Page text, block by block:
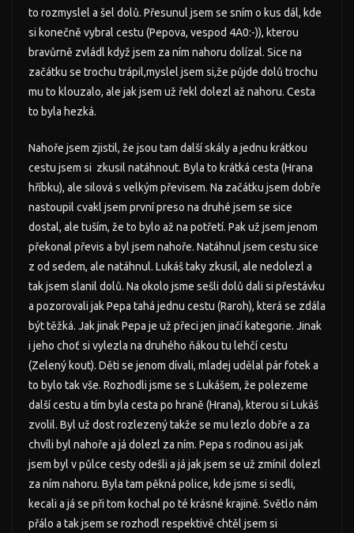
to rozmyslel a šel dolů. Přesunul jsem se sním o kus dál, kde
si konečně vybral cestu (Pepova, vespod 4A0:-)), kterou
bravůrně zvládl když jsem za ním nahoru dolízal. Sice na
začátku se trochu trápil,myslel jsem si,že půjde dolů trochu
mu to klouzalo, ale jak jsem už řekl dolezl až nahoru. Cesta
to byla hezká.
Nahoře jsem zjistil, že jsou tam další skály a jednu krátkou
cestu jsem si zkusil natáhnout. Byla to krátká cesta (Hrana
hříbku), ale silová s velkým převisem. Na začátku jsem dobře
nastoupil cvakl jsem první preso na druhé jsem se sice
dostal, ale tuším, že to bylo až na potřetí. Pak už jsem jenom
překonal převis a byl jsem nahoře. Natáhnul jsem cestu sice
z od sedem, ale natáhnul. Lukáš taky zkusil, ale nedolezl a
tak jsem slanil dolů. Na okolo jsme sešli dolů dali si přestávku
a pozorovali jak Pepa tahá jednu cestu (Raroh), která se zdála
být těžká. Jak jinak Pepa je už přeci jen jinačí kategorie. Jinak
i jeho choť si vylezla na druhého ňákou tu lehčí cestu
(Zelený kout). Děti se jenom dívali, mladej udělal pár fotek a
to bylo tak vše. Rozhodli jsme se s Lukášem, že polezeme
další cestu a tím byla cesta po hraně (Hrana), kterou si Lukáš
zvolil. Byl už dost rozlezený takže se mu lezlo dobře a za
chvíli byl nahoře a já dolezl za ním. Pepa s rodinou asi jak
jsem byl v půlce cesty odešli a já jak jsem se už zmínil dolezl
za ním nahoru. Byla tam pěkná police, kde jsme si sedli,
kecali a já se při tom kochal po té krásné krajině. Světlo nám
přálo a tak jsem se rozhodl respektivě chtěl jsem si